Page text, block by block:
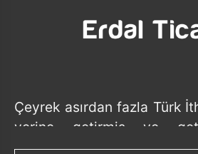
Çeyrek asırdan fazla Türk
yerine getirmiş ve
etmektedir.